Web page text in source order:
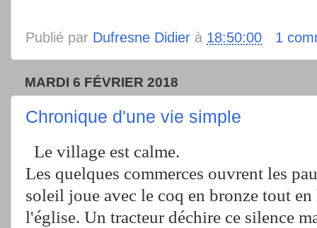
Publié par Dufresne Didier à 18:50:00 1
MARDI 6 FÉVRIER 2018
Chronique d'une vie simple
Le village est calme.
Les quelques commerces ouvrent les
soleil joue avec le coq en bronze tout
l'église. Un tracteur déchire ce silence